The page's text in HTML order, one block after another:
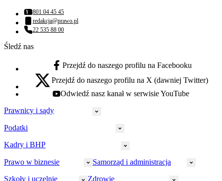
Numer telefonu:
801 04 45 45
Adres email:
redakcja@prawo.pl
Numer telefonu:
22 535 88 00
Śledź nas
facebook - otwiera się w nowej karcie
Przejdź do naszego profilu na Facebooku
x - otwiera się w nowej karcie
Przejdź do naszego profilu na X (dawniej Twitter)
youtube - otwiera się w nowej karcie
Odwiedź nasz kanał w serwisie YouTube
Prawnicy i sądy
Prawnicy
Policja
Podatki
CIT
Kadry i BHP
HR
Prawo w biznesie Samorząd i administracja
Szkoły i uczelnie Zdrowie